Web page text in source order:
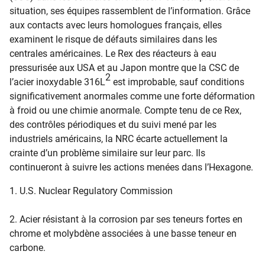
situation, ses équipes rassemblent de l’information. Grâce
aux contacts avec leurs homologues français, elles
examinent le risque de défauts similaires dans les
centrales américaines. Le Rex des réacteurs à eau
pressurisée aux USA et au Japon montre que la CSC de
l’acier inoxydable 316L2 est improbable, sauf conditions
significativement anormales comme une forte déformation
à froid ou une chimie anormale. Compte tenu de ce Rex,
des contrôles périodiques et du suivi mené par les
industriels américains, la NRC écarte actuellement la
crainte d’un problème similaire sur leur parc. Ils
continueront à suivre les actions menées dans l’Hexagone.
1. U.S. Nuclear Regulatory Commission
2. Acier résistant à la corrosion par ses teneurs fortes en
chrome et molybdène associées à une basse teneur en
carbone.